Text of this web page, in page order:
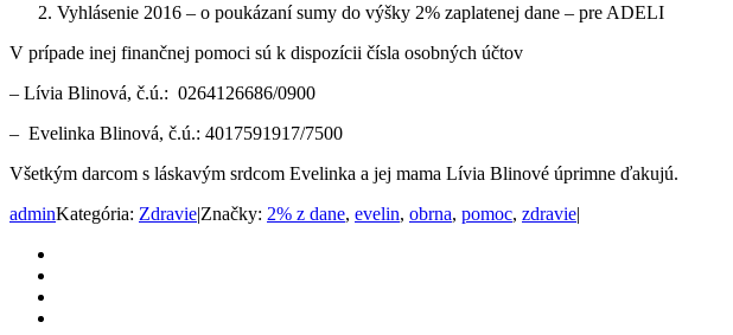
Vyhlásenie 2016 – o poukázaní sumy do výšky 2% zaplatenej dane – pre ADELI
V prípade inej finančnej pomoci sú k dispozícii čísla osobných účtov
– Lívia Blinová, č.ú.: 0264126686/0900
– Evelinka Blinová, č.ú.: 4017591917/7500
Všetkým darcom s láskavým srdcom Evelinka a jej mama Lívia Blinové úprimne ďakujú.
adminKategória: Zdravie|Značky: 2% z dane, evelin, obrna, pomoc, zdravie|